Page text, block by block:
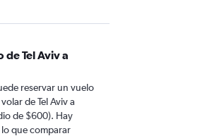
de Tel Aviv a
reservar un vuelo
de Tel Aviv a
de $600). Hay
que comparar